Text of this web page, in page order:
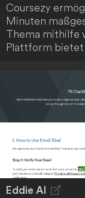
Coursezy
Minuten
Thema mithilfe
Plattform bietet
interaktive
revolutioniere
Eddie AI